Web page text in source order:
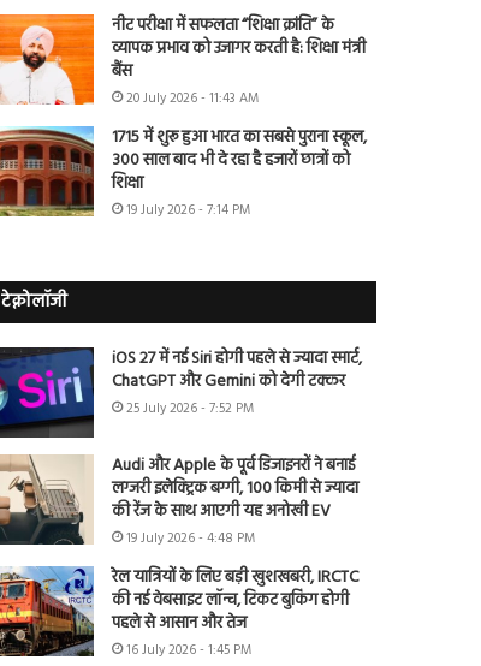
नीट परीक्षा में सफलता “शिक्षा क्रांति” के
व्यापक प्रभाव को उजागर करती है: शिक्षा मंत्री
बैंस
20 July 2026 - 11:43 AM
1715 में शुरू हुआ भारत का सबसे पुराना स्कूल,
300 साल बाद भी दे रहा है हजारों छात्रों को
शिक्षा
19 July 2026 - 7:14 PM
टेक्नोलॉजी
iOS 27 में नई Siri होगी पहले से ज्यादा स्मार्ट,
ChatGPT और Gemini को देगी टक्कर
25 July 2026 - 7:52 PM
Audi और Apple के पूर्व डिजाइनरों ने बनाई
लग्जरी इलेक्ट्रिक बग्गी, 100 किमी से ज्यादा
की रेंज के साथ आएगी यह अनोखी EV
19 July 2026 - 4:48 PM
रेल यात्रियों के लिए बड़ी खुशखबरी, IRCTC
की नई वेबसाइट लॉन्च, टिकट बुकिंग होगी
पहले से आसान और तेज
16 July 2026 - 1:45 PM